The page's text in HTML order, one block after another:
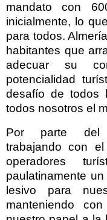
mandato con
inicialmente, lo
para todos.
habitantes que
adecuar su
potencialidad
desafío de todos
todos nosotros el
Por parte del
trabajando con
operadores
paulatinamente
lesivo para
manteniendo